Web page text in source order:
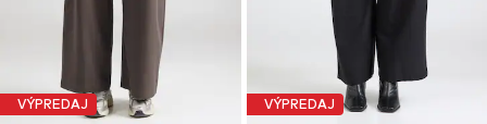
VÝPREDAJ VÝPREDAJ